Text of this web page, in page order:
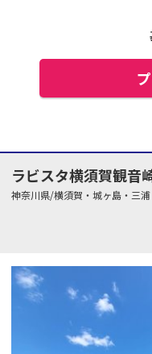
ラビスタ横須賀観音
神奈川県/横須賀・城ヶ島・三浦